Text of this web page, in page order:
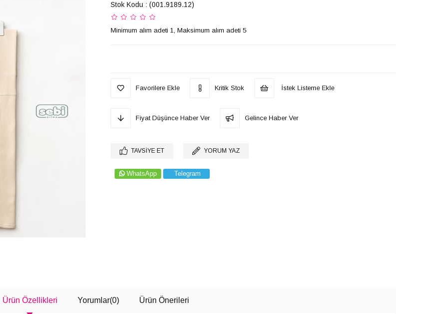
Stok Kodu (001.9189.12)
Minimum alım adeti 1, Maksimum alım adeti 5
Favorilere Ekle Kritik Stok İstek Listeme Ekle
Fiyat Düşünce Haber Ver Gelince Haber Ver
TAVSIYE ET YORUM YAZ
WhatsApp Telegram
Ürün Özellikleri Yorumlar(0) Ürün Önerileri